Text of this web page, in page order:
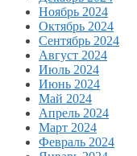
Ноябрь 2024
Октябрь 2024
Сентябрь 2024
Август 2024
Июль 2024
Июнь 2024
Май 2024
Апрель 2024
Март 2024
Февраль 2024